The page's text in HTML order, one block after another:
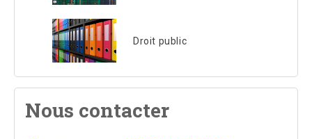
Droit public
Nous contacter